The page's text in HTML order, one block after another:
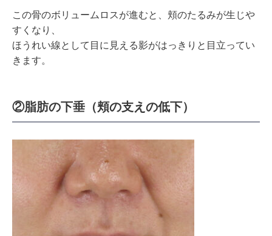
この骨のボリュームロスが進むと、頬のたるみが生じや
すくなり、
ほうれい線として目に見える影がはっきりと目立ってい
きます。
②脂肪の下垂（頬の支えの低下）